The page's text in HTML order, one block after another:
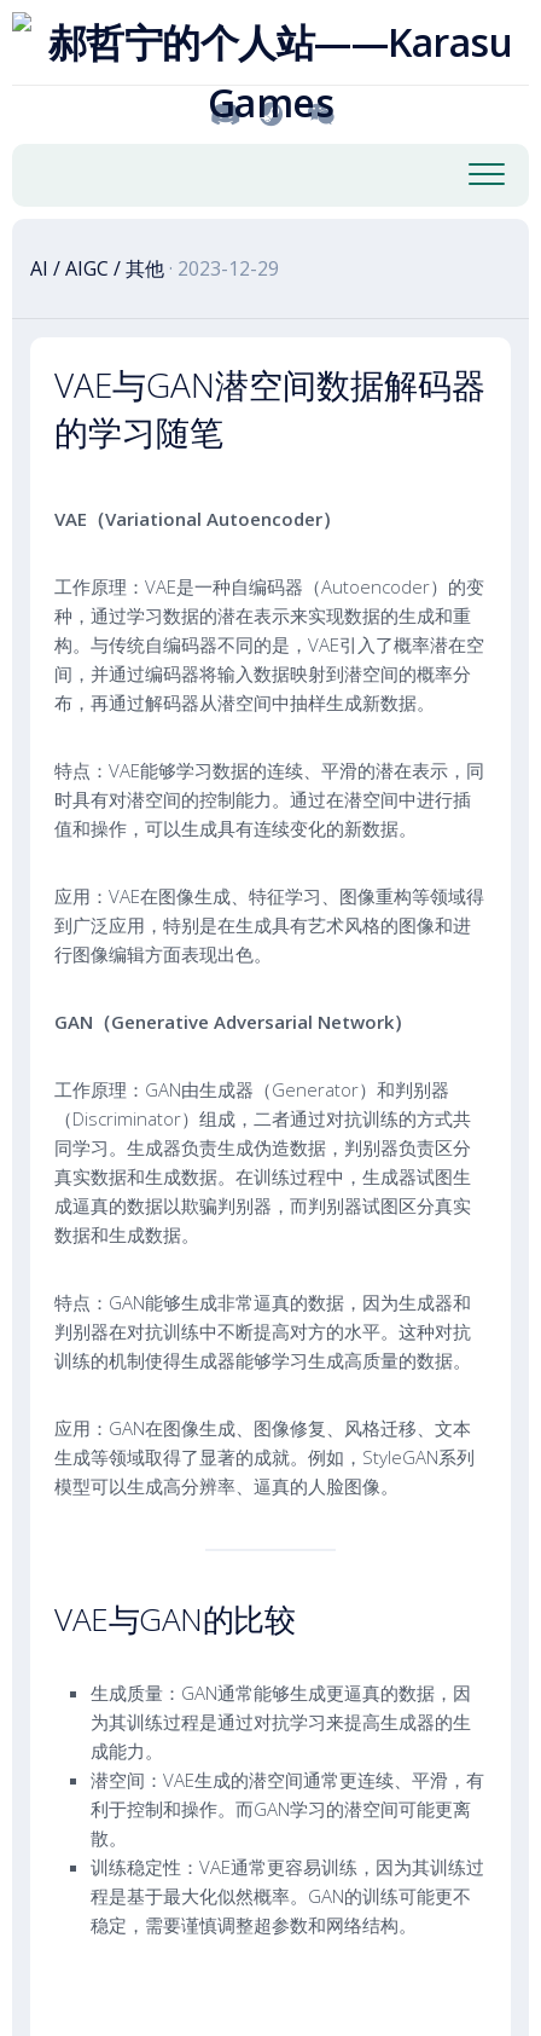
跳
至
AI /AIGC /其他 · 2023-12-29
VAE与GAN潜空间数据解码器
的学习随笔
VAE（Variational Autoencoder）
工作原理：VAE是一种自编码器（Autoencoder）的变
种，通过学习数据的潜在表示来实现数据的生成和重
构。与传统自编码器不同的是，VAE引入了概率潜在空
间，并通过编码器将输入数据映射到潜空间的概率分
布，再通过解码器从潜空间中抽样生成新数据。
特点：VAE能够学习数据的连续、平滑的潜在表示，同
时具有对潜空间的控制能力。通过在潜空间中进行插
值和操作，可以生成具有连续变化的新数据。
应用：VAE在图像生成、特征学习、图像重构等领域得
到广泛应用，特别是在生成具有艺术风格的图像和进
行图像编辑方面表现出色。
GAN（Generative Adversarial Network）
工作原理：GAN由生成器（Generator）和判别器
（Discriminator）组成，二者通过对抗训练的方式共
同学习。生成器负责生成伪造数据，判别器负责区分
真实数据和生成数据。在训练过程中，生成器试图生
成逼真的数据以欺骗判别器，而判别器试图区分真实
数据和生成数据。
特点：GAN能够生成非常逼真的数据，因为生成器和
判别器在对抗训练中不断提高对方的水平。这种对抗
训练的机制使得生成器能够学习生成高质量的数据。
应用：GAN在图像生成、图像修复、风格迁移、文本
生成等领域取得了显著的成就。例如，StyleGAN系列
模型可以生成高分辨率、逼真的人脸图像。
VAE与GAN的比较
生成质量：GAN通常能够生成更逼真的数据，因
为其训练过程是通过对抗学习来提高生成器的生
成能力。
潜空间：VAE生成的潜空间通常更连续、平滑，有
利于控制和操作。而GAN学习的潜空间可能更离
散。
训练稳定性：VAE通常更容易训练，因为其训练过
程是基于最大化似然概率。GAN的训练可能更不
稳定，需要谨慎调整超参数和网络结构。